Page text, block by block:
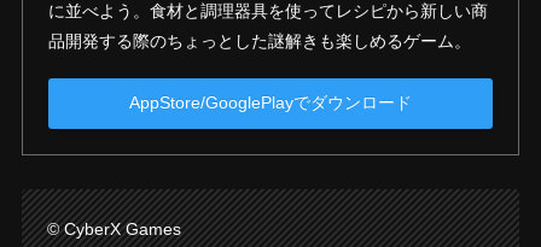
に並べよう。食材と調理器具を使ってレシピから新しい商
品開発する際のちょっとした謎解きも楽しめるゲーム。
AppStore/GooglePlayでダウンロード
© CyberX Games